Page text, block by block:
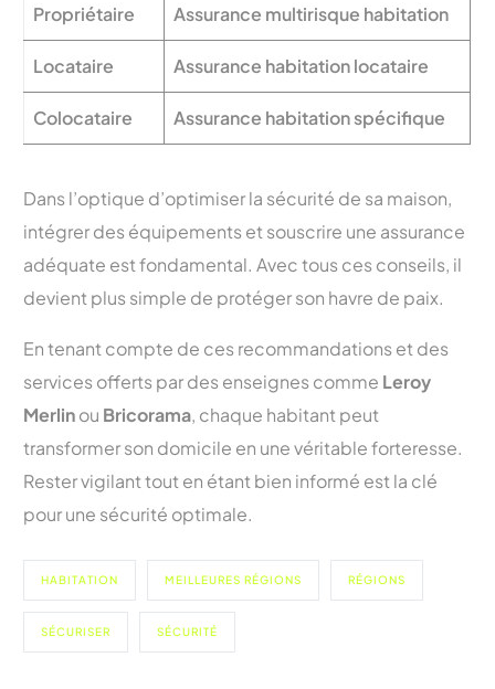
Propriétaire Assurance multirisque habitation
Locataire Assurance habitation locataire
Colocataire Assurance habitation spécifique
Dans l’optique d’optimiser la sécurité de sa maison,
intégrer des équipements et souscrire une assurance
adéquate est fondamental. Avec tous ces conseils, il
devient plus simple de protéger son havre de paix.
En tenant compte de ces recommandations et des
services offerts par des enseignes comme Leroy
Merlinou Bricorama, chaque habitant peut
transformer son domicile en une véritable forteresse.
Rester vigilant tout en étant bien informé est la clé
pour une sécurité optimale.
HABITATION MEILLEURES RÉGIONS RÉGIONS
SÉCURISER SÉCURITÉ